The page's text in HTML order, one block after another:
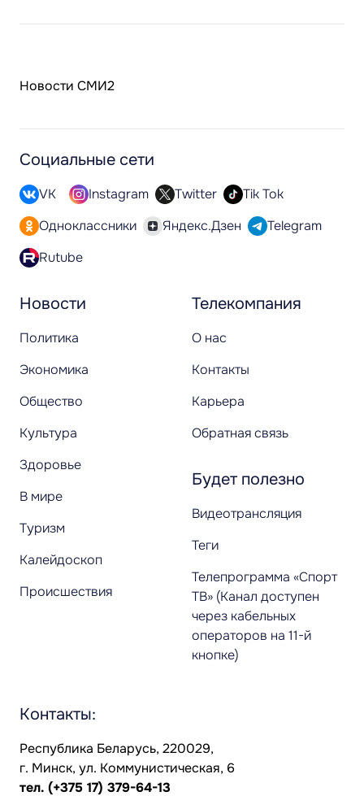
Новости СМИ2
Новости
Политика
Экономика
Общество
Культура
Здоровье
В мире
Туризм
Калейдоскоп
Происшествия
Телекомпания
О нас
Контакты
Карьера
Обратная связь
Будет полезно
Видеотрансляция
Теги
Телепрограмма «Спорт
ТВ» (Канал доступен
через кабельных
операторов на 11-й
кнопке)
Социальные сети
VK Instagram Twitter
Tik Tok
Одноклассники
Яндекс.Дзен
Telegram
Rutube
Контакты:
Республика Беларусь, 220029,
г. Минск, ул. Коммунистическая, 6
тел. (+375 17) 379-64-13